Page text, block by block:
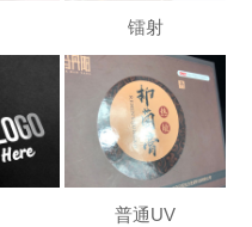
镭射
普通UV